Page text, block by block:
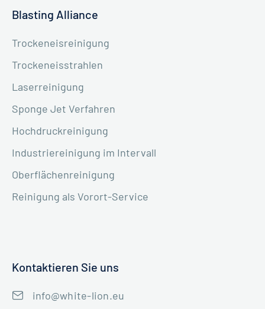
Blasting Alliance
Trockeneisreinigung
Trockeneisstrahlen
Laserreinigung
Sponge Jet Verfahren
Hochdruckreinigung
Industriereinigung im Intervall
Oberflächenreinigung
Reinigung als Vorort-Service
Kontaktieren Sie uns
info@white-lion.eu